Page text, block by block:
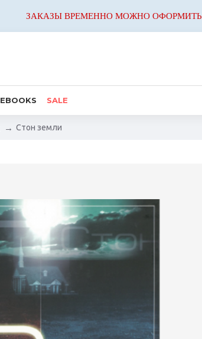
ЗАКАЗЫ ВРЕМЕННО МОЖНО ОФОРМИТЬ
EBOOKS SALE
Стон земли